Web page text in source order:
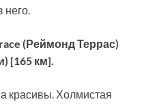
него.
(Реймонд Террас)
[165 км].
красивы. Холмистая